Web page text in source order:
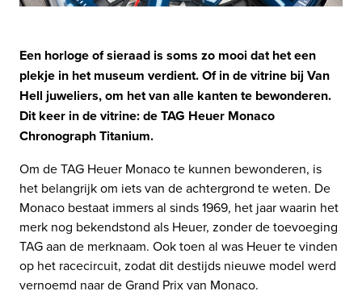
Een horloge of sieraad is soms zo mooi dat het een
plekje in het museum verdient. Of in de vitrine bij Van
Hell juweliers, om het van alle kanten te bewonderen.
Dit keer in de vitrine: de TAG Heuer Monaco
Chronograph Titanium.
Om de TAG Heuer Monaco te kunnen bewonderen, is
het belangrijk om iets van de achtergrond te weten. De
Monaco bestaat immers al sinds 1969, het jaar waarin het
merk nog bekendstond als Heuer, zonder de toevoeging
TAG aan de merknaam. Ook toen al was Heuer te vinden
op het racecircuit, zodat dit destijds nieuwe model werd
vernoemd naar de Grand Prix van Monaco.